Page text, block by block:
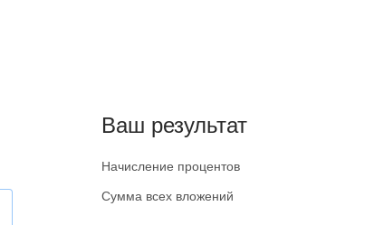
Ваш результат
Начисление процентов
Сумма всех вложений